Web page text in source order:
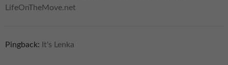
LifeOnTheMove.net
Pingback: It's Lenka